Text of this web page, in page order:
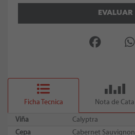
EVALUAR
Ficha Tecnica Nota de Cata
Viña
Calyptra
Cepa
Cabernet Sauvignon